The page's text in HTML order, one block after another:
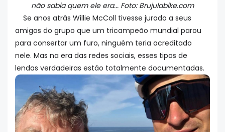
não sabia quem ele era... Foto: Brujulabike.com
Se anos atrás Willie McColl tivesse jurado a seus
amigos do grupo que um tricampeão mundial parou
para consertar um furo, ninguém teria acreditado
nele. Mas na era das redes sociais, esses tipos de
lendas verdadeiras estão totalmente documentadas.